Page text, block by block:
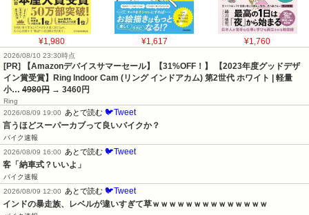
¥1,980 ¥1,617 ¥1,760
2026/08/10 23:30時点
[PR] 【Amazonデバイスサマーセール】【31%OFF！】 【2023年度グッドデザ
イン賞受賞】Ring Indoor Cam (リング インドアカム) 第2世代 ホワイト | 軽量
小… 4980円 → 3460円
Ring
2026/08/09 19:00
あとで読む 🐦Tweet
言うほどスーパーカブって良いバイクか？
バイク速報
2026/08/09 16:00
あとで読む 🐦Tweet
客「納車式？いいよ」
バイク速報
2026/08/09 12:00
あとで読む 🐦Tweet
インドの暴走族、レベルが違いすぎて草ｗｗｗｗｗｗｗｗｗｗｗｗｗｗ